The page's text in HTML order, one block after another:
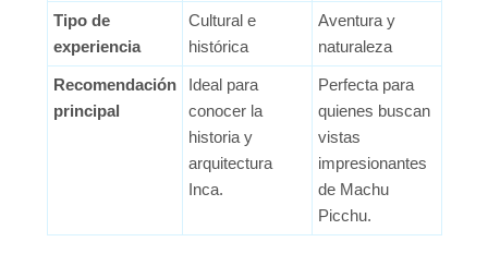
Tipo de
experiencia
Cultural e
histórica
Aventura y
naturaleza
Recomendación
principal
Ideal para
conocer la
historia y
arquitectura
Inca.
Perfecta para
quienes buscan
vistas
impresionantes
de Machu
Picchu.